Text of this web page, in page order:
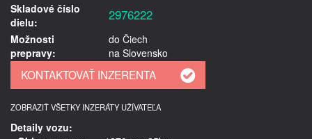
Skladové číslo
dielu:
2976222
Možnosti
prepravy:
do Čiech
na Slovensko
ZOBRAZIŤ VŠETKY INZERÁTY UŽÍVATEĽA
Detaily vozu: